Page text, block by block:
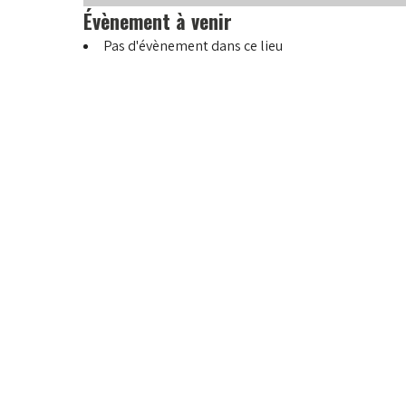
Évènement à venir
Pas d'évènement dans ce lieu